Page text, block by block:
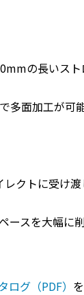
の長いス
多面加工が
クトに受け
ースを大幅
ログ（PDF）